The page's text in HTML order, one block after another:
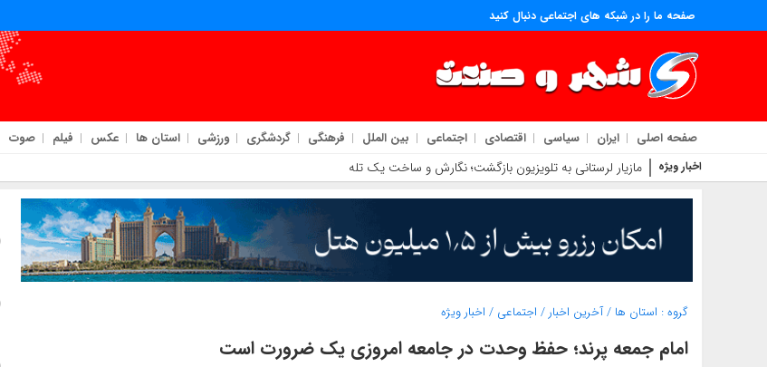
صفحه ما را در شبکه های اجتماعی دنبال کنید
صفحه اصلی ایران سیاسی اقتصادی اجتماعی بین الملل فرهنگی گردشگری ورزشی استان ها عکس فیلم صوت
اخبار ویژه مازیار لرستانی به تلویزیون بازگشت؛ نگارش و ساخت یک تله‌فیلم
گروه : استان ها /آخرین اخبار / اجتماعی / اخبار ویژه
امام جمعه پرند؛ حفظ وحدت در جامعه امروزی یک ضرورت است